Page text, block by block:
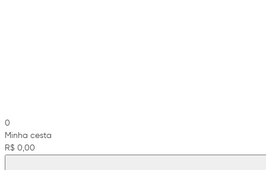
0
Minha cesta
R$ 0,00